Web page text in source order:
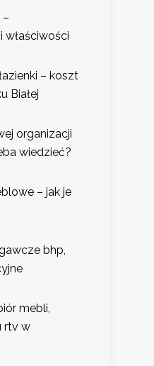
–
właściwości
– koszt
Białej
organizacji
wiedzieć?
– jak je
bhp,
mebli,
rtv w